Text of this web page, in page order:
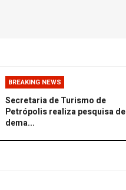
BREAKING NEWS
Secretaria de Turismo de
Petrópolis realiza pesquisa de
dema...